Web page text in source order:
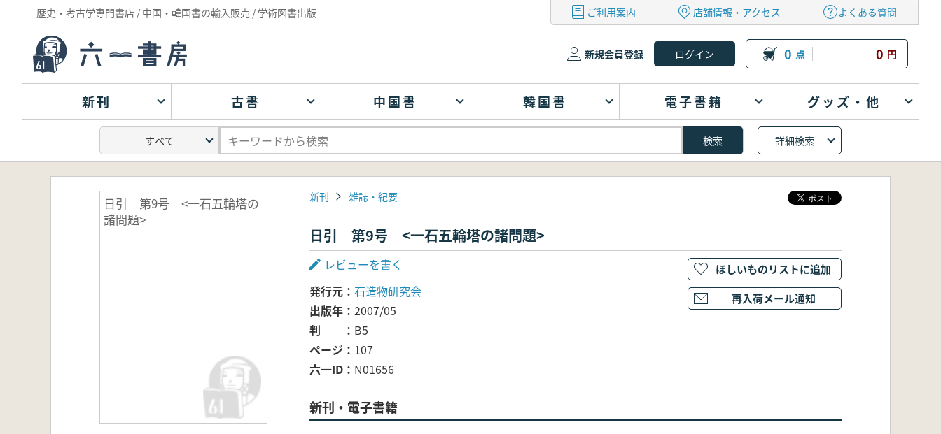
歴史・考古学専門書店 / 中国・韓国書の輸入販売 / 学術図書出版 ご利用案内 店舗情報・アクセス よくある質問
新規会員登録 0 点 0 円
新刊 古書 中国書 韓国書 電子書籍 グッズ・他
詳細検索
日引 第9号 <一石五輪塔の
諸問題>
新刊 雑誌・紀要
日引 第9号 <一石五輪塔の諸問題>
レビューを書く
発行元
石造物研究会
出版年
2007/05
判
B5
ページ
107
六一ID
N01656
新刊・電子書籍
ほしいものリストに追加
再入荷メール通知